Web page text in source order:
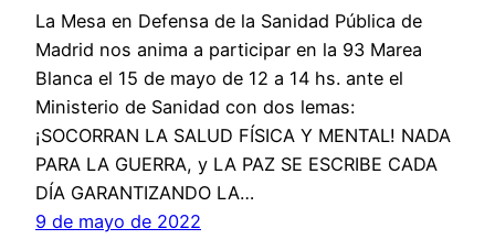
La Mesa en Defensa de la Sanidad Pública de
Madrid nos anima a participar en la 93 Marea
Blanca el 15 de mayo de 12 a 14 hs. ante el
Ministerio de Sanidad con dos lemas:
¡SOCORRAN LA SALUD FÍSICA Y MENTAL! NADA
PARA LA GUERRA, y LA PAZ SE ESCRIBE CADA
DÍA GARANTIZANDO LA…
9 de mayo de 2022